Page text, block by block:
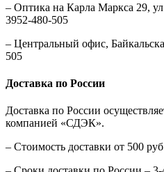
– Оптика на Карла Маркса 29,
3952-480-505
– Центральный офис,
505
Доставка по России
Доставка по России
компанией «СДЭК».
– Стоимость доставки от 500